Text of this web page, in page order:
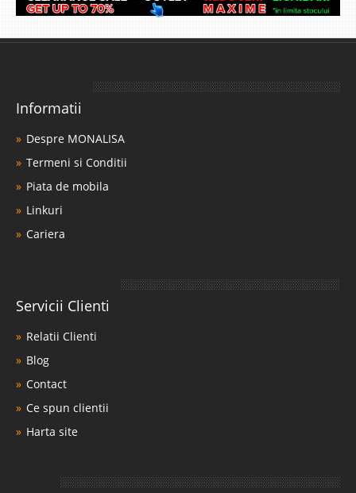
Informatii
Despre MONALISA
Termeni si Conditii
Piata de mobila
Linkuri
Cariera
Servicii Clienti
Relatii Clienti
Blog
Contact
Ce spun clientii
Harta site